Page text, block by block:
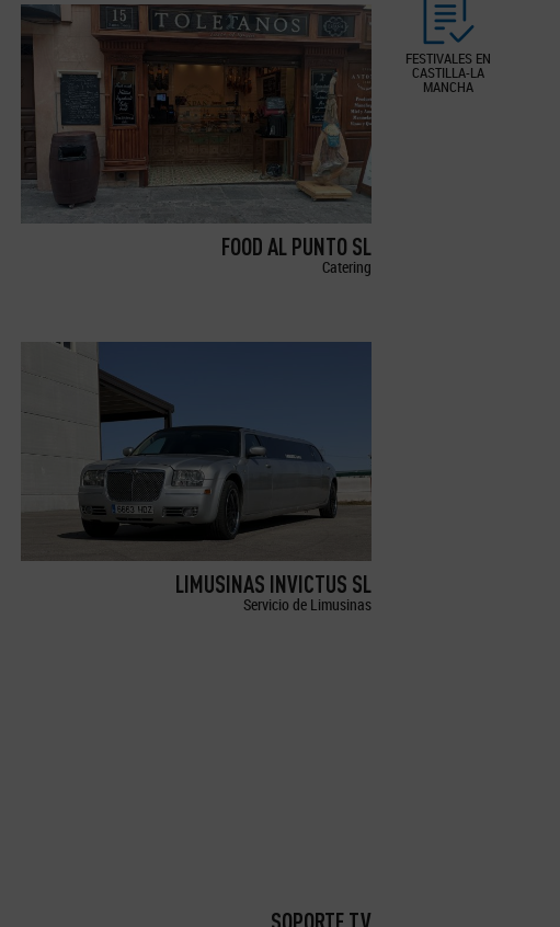
FESTIVALES EN
CASTILLA-LA
MANCHA
FOOD AL PUNTO SL
Catering
LIMUSINAS INVICTUS SL
Servicio de Limusinas
SOPORTE TV